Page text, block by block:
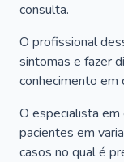
consulta.
O profissional
sintomas e fazer
conhecimento
O especialista em
pacientes em
casos no qual é